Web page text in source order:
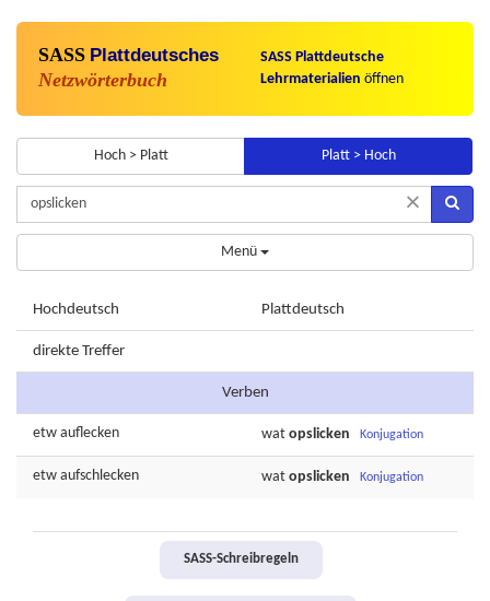
SASS Plattdeutsches
Netzwörterbuch
SASS Plattdeutsche
Lehrmaterialien öffnen
Hoch > Platt Platt > Hoch
×
Menü
Hochdeutsch Plattdeutsch
direkte Treffer
Verben
etw auflecken wat opslicken Konjugation
etw aufschlecken wat opslicken Konjugation
SASS-Schreibregeln